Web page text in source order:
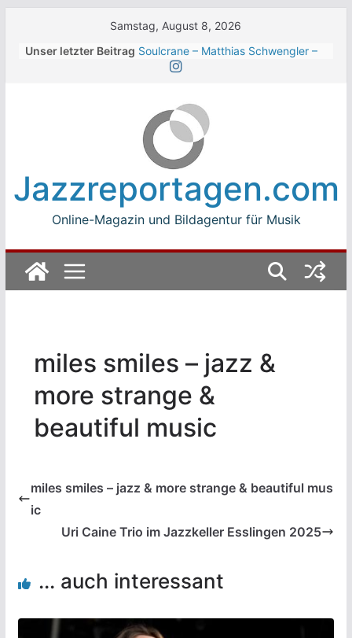
Samstag, August 8, 2026
Unser letzter Beitrag Soulcrane – Matthias Schwengler –
Walter Trout Band beim Winterbach
Zeltspektakel 2026
The Cinelli Brothers beim
Winterbach Zeltspektakel 2026
Jean-Michel Jarre bei den jazz open
Modena auf der Piazza Roma 2026
Jazzreportagen.com
Online-Magazin und Bildagentur für Musik
miles smiles – jazz &
more strange &
beautiful music
miles smiles – jazz & more strange & beautiful mus
ic
Uri Caine Trio im Jazzkeller Esslingen 2025
... auch interessant